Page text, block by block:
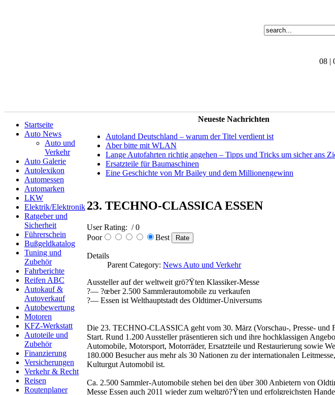
08 |
Startseite
Auto News
Auto und
Verkehr
Auto Galerie
Autolexikon
Automessen
Automarken
LKW
Elektrik/Elektronik
Ratgeber und
Sicherheit
Führerschein
Bußgeldkatalog
Tuning und
Zubehör
Fahrberichte
Reifen ABC
Autokauf &
Autoverkauf
Autobewertung
Motoren
KFZ-Werkstatt
Autoteile und
Zubehör
Finanzierung
Versicherungen
Verkehr & Recht
Reisen
Routenplaner
Neueste Nachrichten
Autoland Deutschland – warum der Titel verdient ist
Aber bitte mit WLAN
Lange Autofahrten richtig angehen – Tipps und Tricks um sicher ans
Ersatzteile für Baumaschinen
Eine Geschichte von Mr Bailey und dem Millionengewinn
23. TECHNO-CLASSICA ESSEN
User Rating: / 0
Poor
Best
Details
Parent Category: News Auto und Verkehr
Aussteller auf der weltweit grö?Ÿten Klassiker-Messe
?— ?œber 2.500 Sammlerautomobile zu verkaufen
?— Essen ist Welthauptstadt des Oldtimer-Universums
Die 23. TECHNO-CLASSICA geht vom 30. März (Vorschau-, Presse- und
Start. Rund 1.200 Aussteller präsentieren sich und ihre hochklassigen
Automobile, Motorsport, Motorräder, Ersatzteile und Restaurierung sowie
180.000 Besucher aus mehr als 30 Nationen zu der internationalen
Kulturgut Automobil ist.
Ca. 2.500 Sammler-Automobile stehen bei den über 300 Anbietern von
Messe Essen auch 2011 wieder zum weltgrö?Ÿten und erfolgreichsten